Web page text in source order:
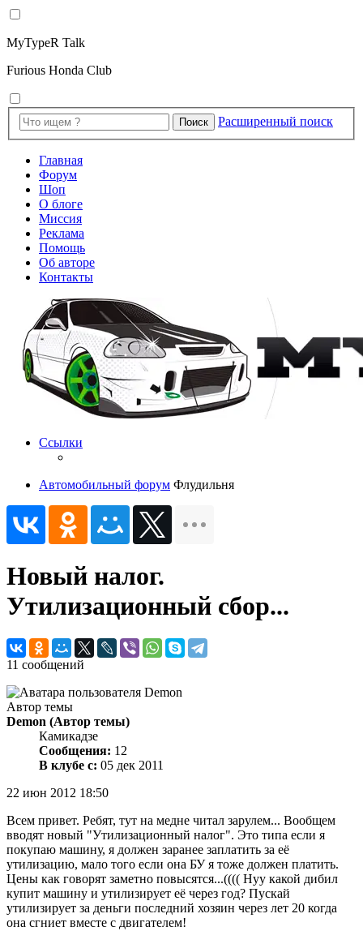
MyTypeR Talk
Furious Honda Club
Поиск Расширенный поиск
Главная
Форум
Шоп
О блоге
Миссия
Реклама
Помощь
Об авторе
Контакты
Ссылки
Автомобильный форум Флудильня
Новый налог.
Утилизационный сбор...
11 сообщений
Автор темы
Demon (Автор темы)
Камикадзе
Сообщения: 12
В клубе с: 05 дек 2011
22 июн 2012 18:50
Всем привет. Ребят, тут на медне читал зарулем... Вообщем
вводят новый "Утилизационный налог". Это типа если я
покупаю машину, я должен заранее заплатить за её
утилизацию, мало того если она БУ я тоже должен платить.
Цены как говорят заметно повысятся...(((( Нуу какой дибил
купит машину и утилизирует её через год? Пускай
утилизирует за деньги последний хозяин через лет 20 когда
она сгниет вместе с двигателем!